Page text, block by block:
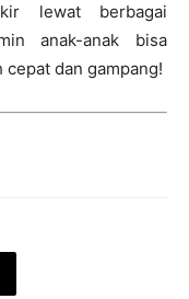
lewat berbagai
anak-anak bisa
dan gampang!